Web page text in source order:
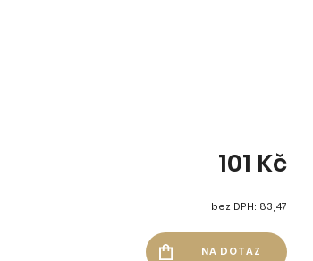
101 Kč
bez DPH: 83,47